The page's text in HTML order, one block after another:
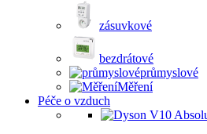
zásuvkové
bezdrátové
průmyslové
Měření
Péče o vzduch